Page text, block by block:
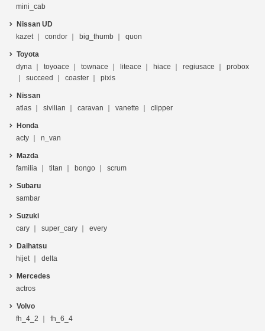
mini_cab
Nissan UD
kazet
condor big_thumb quon
Toyota
dyna
toyoace townace liteace hiace regiusace
probox
succeed
coaster pixis
Nissan
atlas
sivilian caravan vanette clipper
Honda
acty
n_van
Mazda
familia
titan bongo scrum
Subaru
sambar
Suzuki
cary
super_cary every
Daihatsu
hijet
delta
Mercedes
actros
Volvo
fh_4_2
fh_6_4